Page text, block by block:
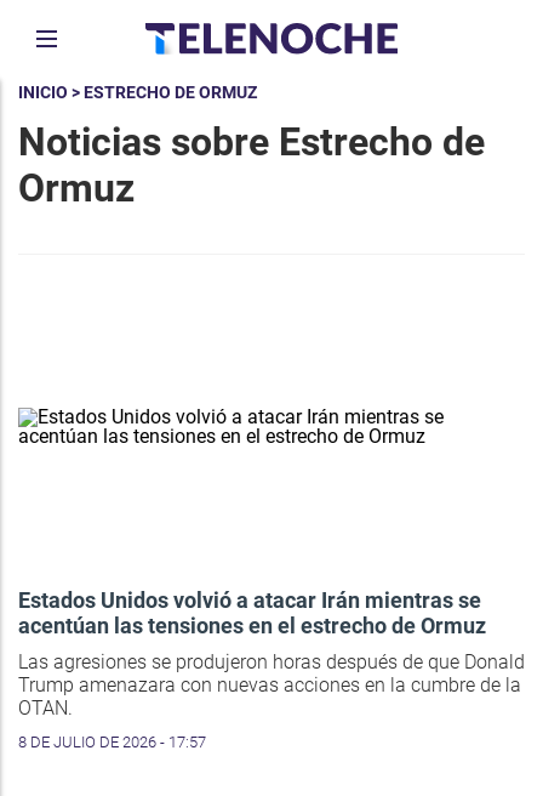
INICIO > ESTRECHO DE ORMUZ
Noticias sobre Estrecho de
Ormuz
Estados Unidos volvió a atacar Irán mientras se
acentúan las tensiones en el estrecho de Ormuz
Las agresiones se produjeron horas después de que Donald
Trump amenazara con nuevas acciones en la cumbre de la
OTAN.
8 DE JULIO DE 2026 - 17:57